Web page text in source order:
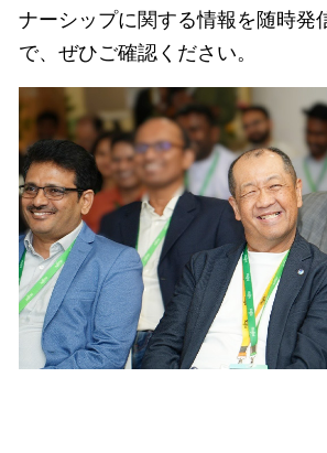
ナーシップに関する情報を随時発
で、ぜひご確認ください。